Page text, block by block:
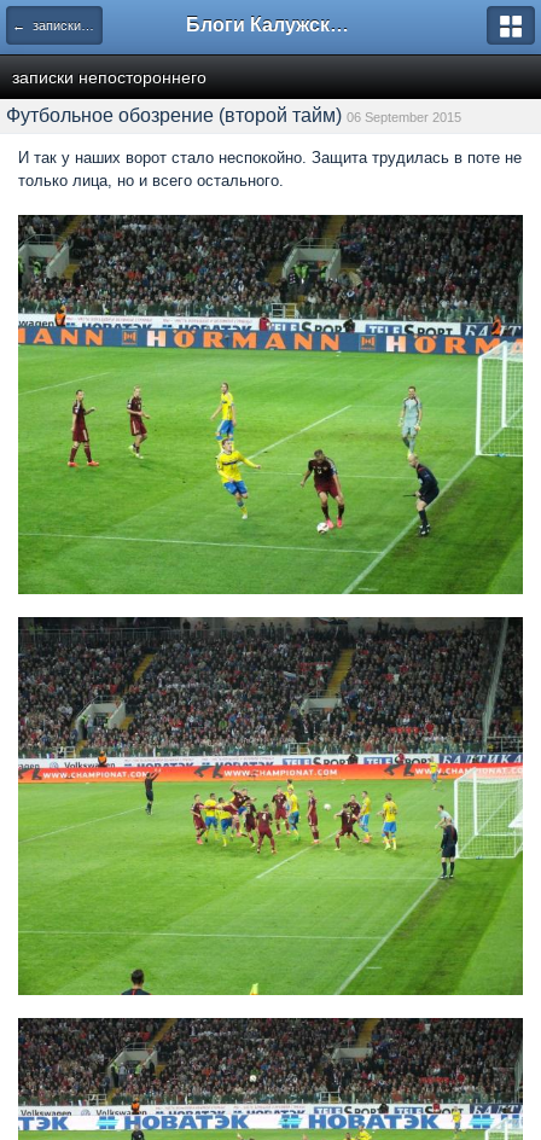
← записки непостороннего Блоги Калужского перекрестка
записки непостороннего
Футбольное обозрение (второй тайм) 06 September 2015
И так у наших ворот стало неспокойно. Защита трудилась в поте не
только лица, но и всего остального.